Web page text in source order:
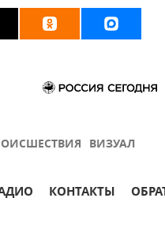
ВИЗУАЛ
КОНТАКТЫ